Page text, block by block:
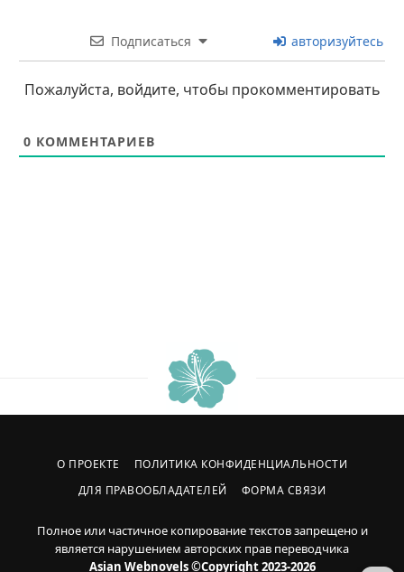
Подписаться авторизуйтесь
Пожалуйста, войдите, чтобы прокомментировать
0 КОММЕНТАРИЕВ
О ПРОЕКТЕ
ПОЛИТИКА КОНФИДЕНЦИАЛЬНОСТИ
ДЛЯ ПРАВООБЛАДАТЕЛЕЙ
ФОРМА СВЯЗИ
Полное или частичное копирование текстов запрещено и
является нарушением авторских прав переводчика
Asian Webnovels ©Copyright 2023-2026